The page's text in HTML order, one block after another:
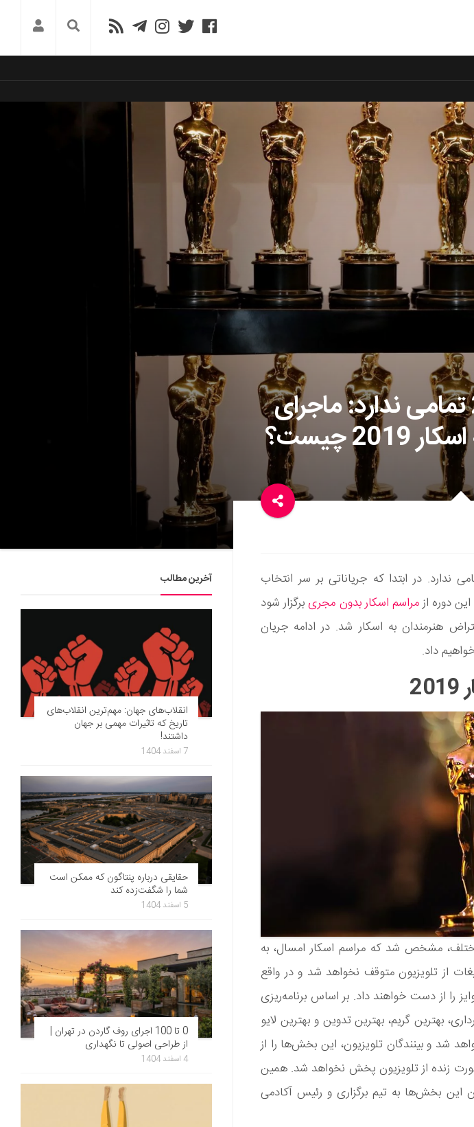
حواشی اسکار 2019 تمامی ندارد: ماجرای
چیست؟
ندارد. در ابتدا که جریاناتی بر سر انتخاب
دوره ازمراسم اسکار بدون مجریبرگزار شود
هنرمندان به اسکار شد. در ادامه جریان
مشخص شد که مراسم اسکار امسال، به
از تلویزیون متوقف نخواهد شد و در واقع
را از دست خواهند داد. بر اساس برنامه‌ریزی
بهترین گریم، بهترین تدوین و بهترین لایو
شد و بینندگان تلویزیون، این بخش‌ها را از
زنده از تلویزیون پخش نخواهد شد. همین
این بخش‌ها به تیم برگزاری و رئیس آکادمی
آخرین مطالب
انقلاب‌های جهان: مهم‌ترین انقلاب‌های
تاریخ که تاثیرات مهمی بر جهان
داشتند!
7 اسفند 1404
حقایقی درباره پنتاگون که ممکن است
شما را شگفت‌زده کند
5 اسفند 1404
0 تا 100 اجرای روف گاردن در تهران |
از طراحی اصولی تا نگهداری
4 اسفند 1404